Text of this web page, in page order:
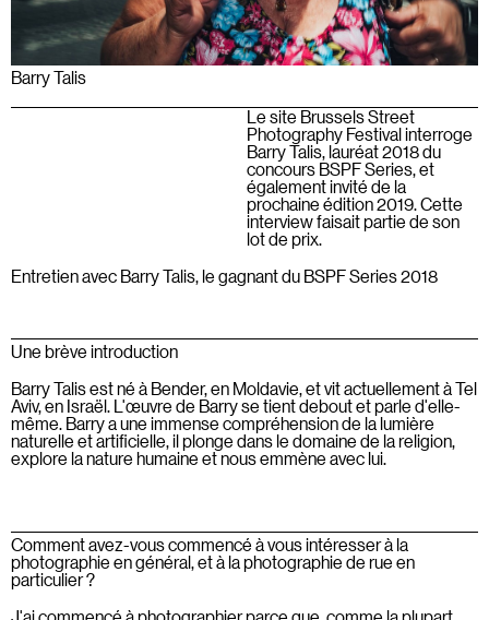
Barry Talis
Entretien avec Barry Talis, le gagnant du BSPF Series 2018
Le site Brussels Street
Photography Festival interroge
Barry Talis, lauréat 2018 du
concours BSPF Series, et
également invité de la
prochaine édition 2019. Cette
interview faisait partie de son
lot de prix.
Une brève introduction
Barry Talis est né à Bender, en Moldavie, et vit actuellement à Tel
Aviv, en Israël. L'œuvre de Barry se tient debout et parle d'elle-
même. Barry a une immense compréhension de la lumière
naturelle et artificielle, il plonge dans le domaine de la religion,
explore la nature humaine et nous emmène avec lui.
Comment avez-vous commencé à vous intéresser à la
photographie en général, et à la photographie de rue en
particulier ?